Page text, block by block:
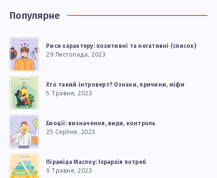
Популярне
Риси характеру: позитивні та негативні (список)
29 Листопада, 2023
Хто такий інтроверт? Ознаки, причини, міфи
5 Травня, 2023
Емоції: визначення, види, контроль
25 Серпня, 2023
Піраміда Маслоу: Ієрархія потреб
9 Травня, 2023